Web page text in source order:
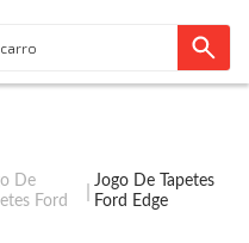
De
Ford
Jogo De Tapetes
Ford Edge